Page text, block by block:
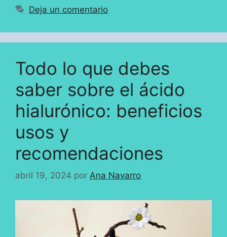
Deja un comentario
Todo lo que debes
saber sobre el ácido
hialurónico: beneficios
usos y
recomendaciones
abril 19, 2024 por Ana Navarro